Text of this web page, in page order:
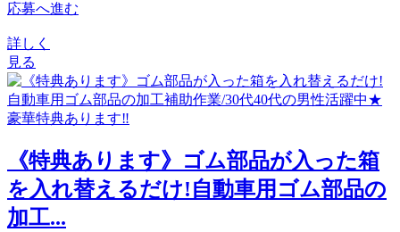
応募へ進む
詳しく
見る
《特典あります》ゴム部品が入った箱
を入れ替えるだけ!自動車用ゴム部品の
加工...